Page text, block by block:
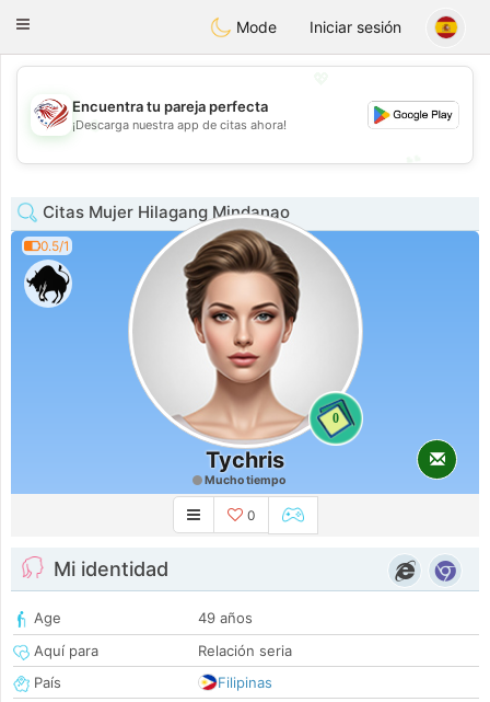
StatesDating
Toggle
Mode Iniciar sesión
💖
💕
Encuentra tu pareja perfecta
¡Descarga nuestra app de citas ahora!
Citas Mujer Hilagang Mindanao
0.5/1
0
Tychris
Mucho tiempo
0
Mi identidad
Age
49 años
Aquí para
Relación seria
País
Filipinas